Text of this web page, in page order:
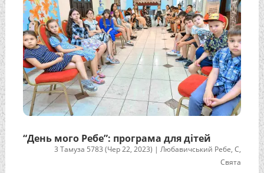
“День мого Ребе”: програма для дітей
3 Тамуза 5783 (Чер 22, 2023) |Любавичський Ребе,С,
Свята